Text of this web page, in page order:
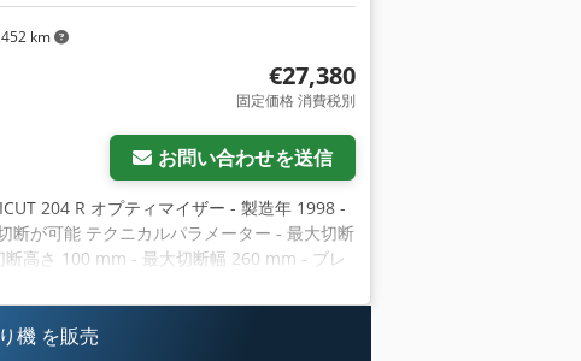
km
€27,380
固定価格 消費税別
お問い合わせを送信
204 R オプティマイザー - 製造年 1998 -
断が可能 テクニカルパラメーター - 最大切断
高さ 100 mm - 最大切断幅 260 mm - ブレ
2 m/s2 - 長さと値の最適化 - 空気材料圧 -
輸送寸法。 - 長さ1300cm - 幅245cm
機 を販売